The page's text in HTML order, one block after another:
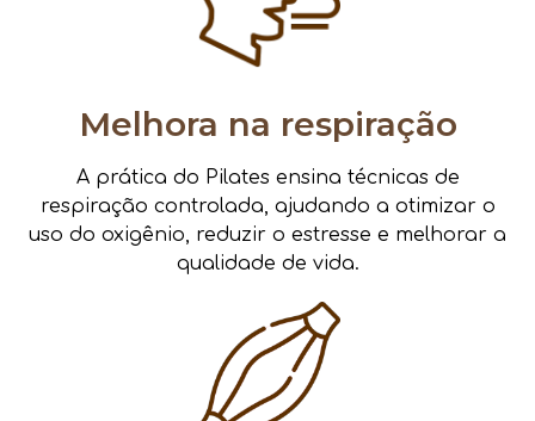
Melhora na respiração
A prática do Pilates ensina técnicas de
respiração controlada, ajudando a otimizar o
uso do oxigênio, reduzir o estresse e melhorar a
qualidade de vida.